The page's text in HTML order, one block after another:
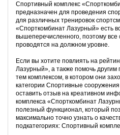
Спортивный комплекс
предназначен для проведения
для различных тренировок
«Спорткомбинат Лазурный» есть
вышеперечисленного, поэтому
проводятся на должном уровне.
Если вы хотите повлиять на
Лазурный», а также помочь другим
тем комплексом, в котором они
категории Спортивные
оставить отзыв на креативном
комплекса «Спорткомбинат
полезный функционал, который
максимально точно узнать о
подкатегориях: Спортивный